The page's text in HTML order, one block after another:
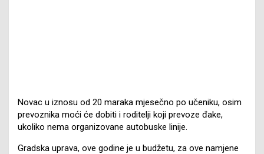
Novac u iznosu od 20 maraka mjesečno po učeniku, osim
prevoznika moći će dobiti i roditelji koji prevoze đake,
ukoliko nema organizovane autobuske linije.
Gradska uprava, ove godine je u budžetu, za ove namjene